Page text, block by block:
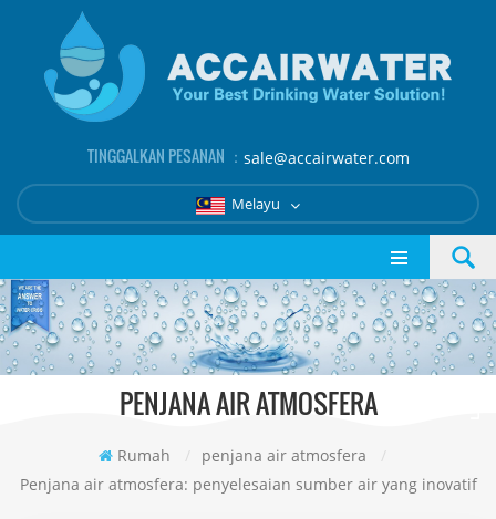
TINGGALKAN PESANAN ： sale@accairwater.com
Melayu
PENJANA AIR ATMOSFERA
Rumah / penjana air atmosfera
/
Penjana air atmosfera: penyelesaian sumber air yang inovatif